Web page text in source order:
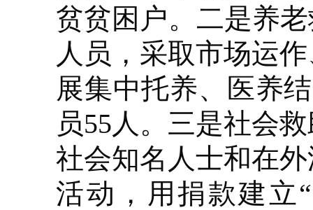
贫贫困户。二是养
人员，采取市场运
展集中托养、医养
员55人。三是社会
社会知名人士和在
活动，用捐款建立